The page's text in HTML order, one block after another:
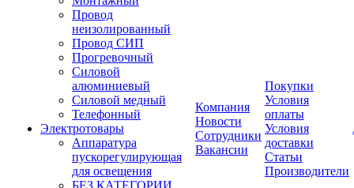
Провод
неизолированный
Провод СИП
Прогревочный
Силовой
алюминиевый
Силовой медный
Телефонный
Электротовары
Аппаратура
пускорегулирующая
для освещения
БЕЗ КАТЕГОРИИ
Компания
Новости
Сотрудники
Вакансии
Покупки
Условия
оплаты
Условия
доставки
Статьи
Производители